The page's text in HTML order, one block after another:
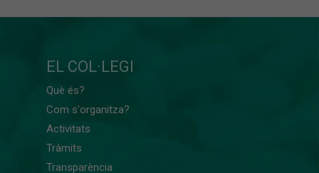
EL COL·LEGI
Què és?
Com s'organitza?
Activitats
Tràmits
Transparència